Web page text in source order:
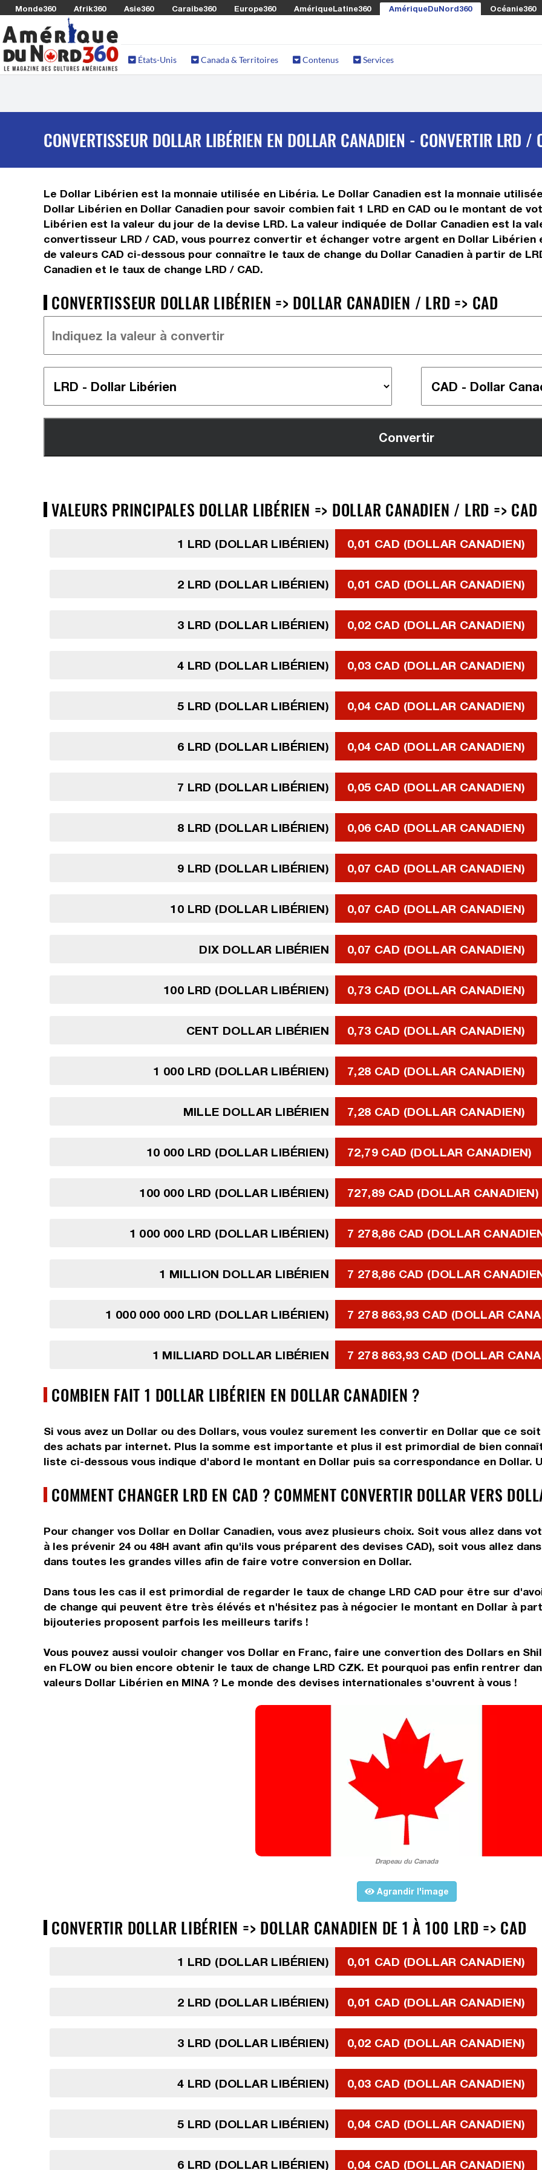
Monde360 Afrik360 Asie360 Caraibe360 Europe360 AmériqueLatine360 AmériqueDuNord360 Océanie360
États-Unis Canada & Territoires Contenus Services
CONVERTISSEUR DOLLAR LIBÉRIEN EN DOLLAR CANADIEN - CONVERTIR LRD /
Le Dollar Libérien est la monnaie utilisée en Libéria. Le Dollar Canadien est la monnaie
Dollar Libérien en Dollar Canadien pour savoir combien fait 1 LRD en CAD ou le montant de
Libérien est la valeur du jour de la devise LRD. La valeur indiquée de Dollar Canadien est la
convertisseur LRD / CAD, vous pourrez convertir et échanger votre argent en Dollar Libérien
de valeurs CAD ci-dessous pour connaître le taux de change du Dollar Canadien à partir de
Canadien et le taux de change LRD / CAD.
CONVERTISSEUR DOLLAR LIBÉRIEN => DOLLAR CANADIEN / LRD => CAD
VALEURS PRINCIPALES DOLLAR LIBÉRIEN => DOLLAR CANADIEN / LRD => CAD
1 LRD (DOLLAR LIBÉRIEN) 0,01 CAD (DOLLAR CANADIEN)
2 LRD (DOLLAR LIBÉRIEN) 0,01 CAD (DOLLAR CANADIEN)
3 LRD (DOLLAR LIBÉRIEN) 0,02 CAD (DOLLAR CANADIEN)
4 LRD (DOLLAR LIBÉRIEN) 0,03 CAD (DOLLAR CANADIEN)
5 LRD (DOLLAR LIBÉRIEN) 0,04 CAD (DOLLAR CANADIEN)
6 LRD (DOLLAR LIBÉRIEN) 0,04 CAD (DOLLAR CANADIEN)
7 LRD (DOLLAR LIBÉRIEN) 0,05 CAD (DOLLAR CANADIEN)
8 LRD (DOLLAR LIBÉRIEN) 0,06 CAD (DOLLAR CANADIEN)
9 LRD (DOLLAR LIBÉRIEN) 0,07 CAD (DOLLAR CANADIEN)
10 LRD (DOLLAR LIBÉRIEN) 0,07 CAD (DOLLAR CANADIEN)
DIX DOLLAR LIBÉRIEN 0,07 CAD (DOLLAR CANADIEN)
100 LRD (DOLLAR LIBÉRIEN) 0,73 CAD (DOLLAR CANADIEN)
CENT DOLLAR LIBÉRIEN 0,73 CAD (DOLLAR CANADIEN)
1 000 LRD (DOLLAR LIBÉRIEN) 7,28 CAD (DOLLAR CANADIEN)
MILLE DOLLAR LIBÉRIEN 7,28 CAD (DOLLAR CANADIEN)
10 000 LRD (DOLLAR LIBÉRIEN) 72,79 CAD (DOLLAR CANADIEN)
100 000 LRD (DOLLAR LIBÉRIEN) 727,89 CAD (DOLLAR CANADIEN)
1 000 000 LRD (DOLLAR LIBÉRIEN) 7 278,86 CAD (DOLLAR
1 MILLION DOLLAR LIBÉRIEN 7 278,86 CAD (DOLLAR
1 000 000 000 LRD (DOLLAR LIBÉRIEN) 7 278 863,93 CAD (DOLLAR
1 MILLIARD DOLLAR LIBÉRIEN 7 278 863,93 CAD (DOLLAR
COMBIEN FAIT 1 DOLLAR LIBÉRIEN EN DOLLAR CANADIEN ?
Si vous avez un Dollar ou des Dollars, vous voulez surement les convertir en Dollar que ce
des achats par internet. Plus la somme est importante et plus il est primordial de bien
liste ci-dessous vous indique d'abord le montant en Dollar puis sa correspondance en Dollar.
COMMENT CHANGER LRD EN CAD ? COMMENT CONVERTIR DOLLAR VERS
Pour changer vos Dollar en Dollar Canadien, vous avez plusieurs choix. Soit vous allez dans
à les prévenir 24 ou 48H avant afin qu'ils vous préparent des devises CAD), soit vous allez
dans toutes les grandes villes afin de faire votre conversion en Dollar.
Dans tous les cas il est primordial de regarder le taux de change LRD CAD pour être sur
de change qui peuvent être très élévés et n'hésitez pas à négocier le montant en Dollar à
bijouteries proposent parfois les meilleurs tarifs !
Vous pouvez aussi vouloir changer vos Dollar en Franc, faire une convertion des Dollars en
en FLOW ou bien encore obtenir le taux de change LRD CZK. Et pourquoi pas enfin rentrer
valeurs Dollar Libérien en MINA ? Le monde des devises internationales s'ouvrent à vous !
Drapeau du Canada
Agrandir l'image
CONVERTIR DOLLAR LIBÉRIEN => DOLLAR CANADIEN DE 1 À 100 LRD => CAD
1 LRD (DOLLAR LIBÉRIEN) 0,01 CAD (DOLLAR CANADIEN)
2 LRD (DOLLAR LIBÉRIEN) 0,01 CAD (DOLLAR CANADIEN)
3 LRD (DOLLAR LIBÉRIEN) 0,02 CAD (DOLLAR CANADIEN)
4 LRD (DOLLAR LIBÉRIEN) 0,03 CAD (DOLLAR CANADIEN)
5 LRD (DOLLAR LIBÉRIEN) 0,04 CAD (DOLLAR CANADIEN)
6 LRD (DOLLAR LIBÉRIEN) 0,04 CAD (DOLLAR CANADIEN)